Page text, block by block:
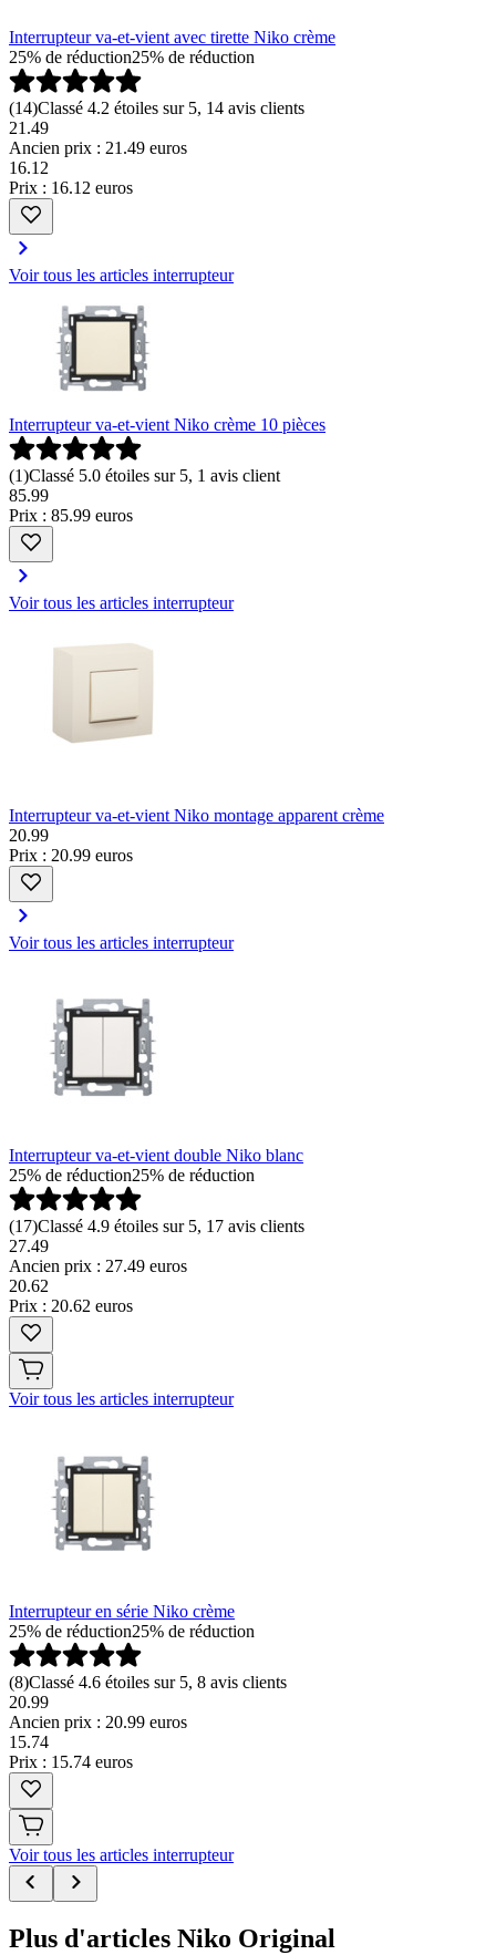
Interrupteur va-et-vient avec tirette Niko crème
25% de réduction25% de réduction
(14)Classé 4.2 étoiles sur 5, 14 avis clients
21.49
Ancien prix : 21.49 euros
16.12
Prix : 16.12 euros
Voir tous les articles interrupteur
Interrupteur va-et-vient Niko crème 10 pièces
(1)Classé 5.0 étoiles sur 5, 1 avis client
85.99
Prix : 85.99 euros
Voir tous les articles interrupteur
Interrupteur va-et-vient Niko montage apparent crème
20.99
Prix : 20.99 euros
Voir tous les articles interrupteur
Interrupteur va-et-vient double Niko blanc
25% de réduction25% de réduction
(17)Classé 4.9 étoiles sur 5, 17 avis clients
27.49
Ancien prix : 27.49 euros
20.62
Prix : 20.62 euros
Voir tous les articles interrupteur
Interrupteur en série Niko crème
25% de réduction25% de réduction
(8)Classé 4.6 étoiles sur 5, 8 avis clients
20.99
Ancien prix : 20.99 euros
15.74
Prix : 15.74 euros
Voir tous les articles interrupteur
Plus d'articles Niko Original